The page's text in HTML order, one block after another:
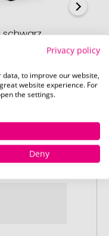
schwarz
verfügbar
Werbeartikel bei
Privacy policy
to improve our website,
website experience. For
the settings.
Deny